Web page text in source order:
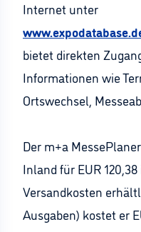
Internet unter
bietet direkten
Informationen wie
Ortswechsel,
Der m+a
Inland für EUR
Versandkosten
Ausgaben) kostet er